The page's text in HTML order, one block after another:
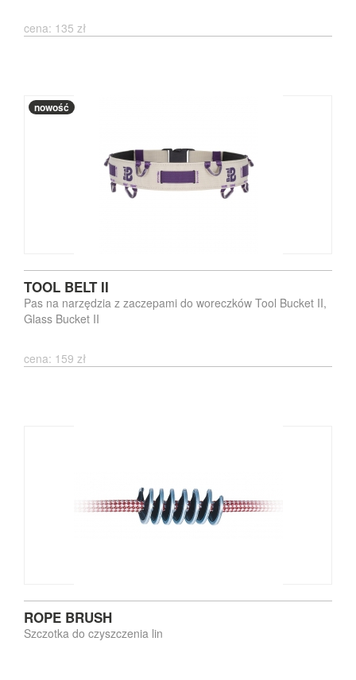
cena: 135 zł
nowość
TOOL BELT II
Pas na narzędzia z zaczepami do woreczków Tool Bucket II,
Glass Bucket II
cena: 159 zł
ROPE BRUSH
Szczotka do czyszczenia lin